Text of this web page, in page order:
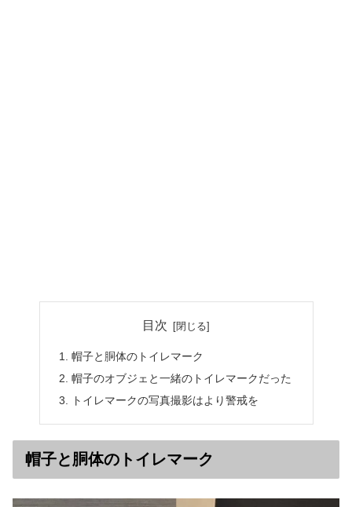
目次
帽子と胴体のトイレマーク
帽子のオブジェと一緒のトイレマークだった
トイレマークの写真撮影はより警戒を
帽子と胴体のトイレマーク